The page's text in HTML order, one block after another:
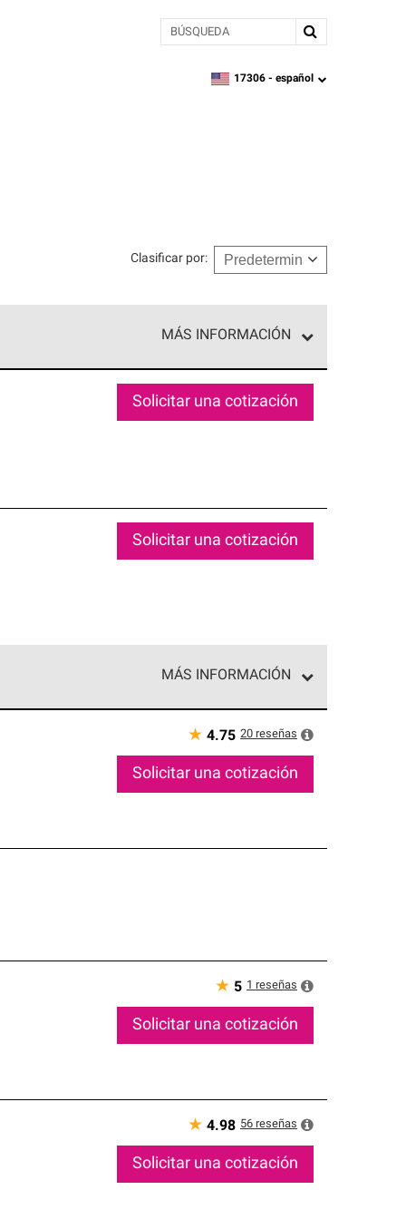
BÚSQUEDA
zipcode,language
17306 - español
Clasificar por:
MÁS INFORMACIÓN
incomparable. Solo ellos pueden
Solicitar una cotización
Solicitar una cotización
MÁS INFORMACIÓN
y confiabilidad.
★ 4.75 20 reseñas
Solicitar una cotización
★ 5 1 reseñas
Solicitar una cotización
★ 4.98 56 reseñas
Solicitar una cotización